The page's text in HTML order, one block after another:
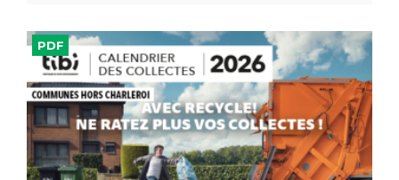
Retrouvez toutes les dates des collectes en porte-à-
porte pour l'année 2026.
PDF